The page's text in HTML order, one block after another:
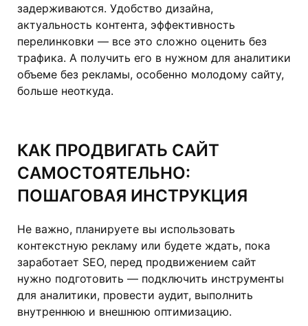
задерживаются. Удобство дизайна,
актуальность контента, эффективность
перелинковки — все это сложно оценить без
трафика. А получить его в нужном для аналитики
объеме без рекламы, особенно молодому сайту,
больше неоткуда.
КАК ПРОДВИГАТЬ САЙТ
САМОСТОЯТЕЛЬНО:
ПОШАГОВАЯ ИНСТРУКЦИЯ
Не важно, планируете вы использовать
контекстную рекламу или будете ждать, пока
заработает SEO, перед продвижением сайт
нужно подготовить — подключить инструменты
для аналитики, провести аудит, выполнить
внутреннюю и внешнюю оптимизацию.